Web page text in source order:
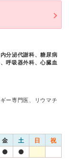
分泌代謝科、糖尿病
呼吸器外科、心臓血
ー専門医、リウマチ
金 土 日 祝